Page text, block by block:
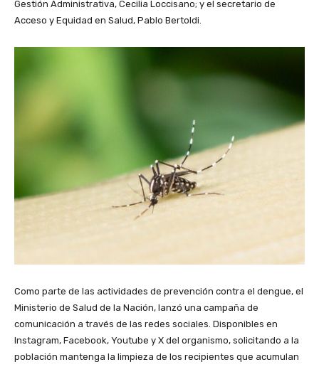
Gestión Administrativa, Cecilia Loccisano; y el secretario de
Acceso y Equidad en Salud, Pablo Bertoldi.
Como parte de las actividades de prevención contra el dengue, el
Ministerio de Salud de la Nación, lanzó una campaña de
comunicación a través de las redes sociales. Disponibles en
Instagram, Facebook, Youtube y X del organismo, solicitando a la
población mantenga la limpieza de los recipientes que acumulan